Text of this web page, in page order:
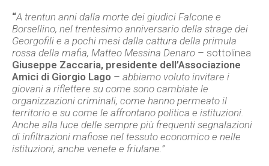
“A trentun anni dalla morte dei giudici Falcone e
Borsellino, nel trentesimo anniversario della strage dei
Georgofili e a pochi mesi dalla cattura della primula
rossa della mafia, Matteo Messina Denaro – sottolinea
Giuseppe Zaccaria, presidente dell’Associazione
Amici di Giorgio Lago – abbiamo voluto invitare i
giovani a riflettere su come sono cambiate le
organizzazioni criminali, come hanno permeato il
territorio e su come le affrontano politica e istituzioni.
Anche alla luce delle sempre più frequenti segnalazioni
di infiltrazioni mafiose nel tessuto economico e nelle
istituzioni, anche venete e friulane.”